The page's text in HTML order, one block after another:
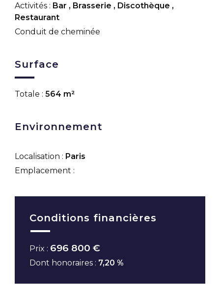
Activités : Bar , Brasserie , Discothèque ,
Restaurant
Conduit de cheminée
Surface
Totale : 564 m²
Environnement
Localisation : Paris
Emplacement :
Conditions financières
Prix : 696 800 €
Dont honoraires : 7,20 %